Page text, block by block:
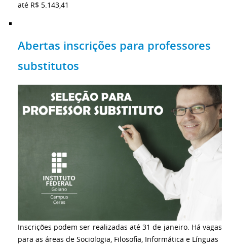
até R$ 5.143,41
Abertas inscrições para professores
substitutos
Inscrições podem ser realizadas até 31 de janeiro. Há vagas
para as áreas de Sociologia, Filosofia, Informática e Línguas